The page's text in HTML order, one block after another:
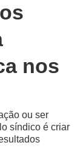
nos
ou ser
síndico é criar